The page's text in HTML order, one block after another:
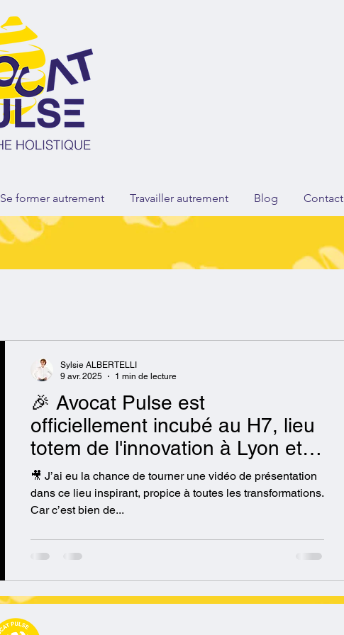
Se former autrement Travailler autrement Blog Contact
🎉 Avocat Pulse est
officiellement incubé au H7, lieu
totem de l'innovation à Lyon et
partenaire du Barreau de Lyon!
🎥 J’ai eu la chance de tourner une vidéo de présentation
dans ce lieu inspirant, propice à toutes les transformations.
Car c’est bien de...
Sylsie ALBERTELLI
9 avr. 2025
1 min de lecture